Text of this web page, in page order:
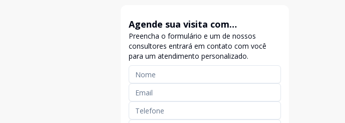
Agende sua visita com
exclusividade
Preencha o formulário e um de nossos
consultores entrará em contato com você
para um atendimento personalizado.